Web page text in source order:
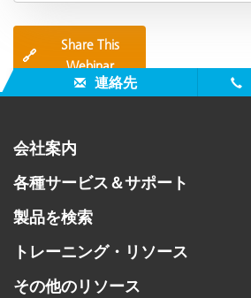
🔗
Share This
Webinar
連絡先
会社案内
各種サービス＆サポート
製品を検索
トレーニング・リソース
その他のリソース